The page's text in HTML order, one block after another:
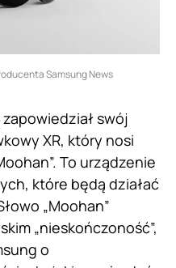
Samsung News
swój
XR, który nosi
To urządzenie
które będą działać
„Moohan”
„nieskończoność”,
o